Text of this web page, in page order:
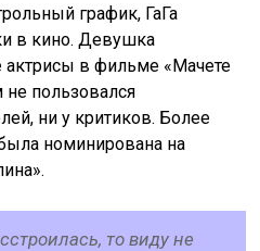
график, ГаГа
в кино. Девушка
актрисы в фильме «Мачете
не пользовался
ни у критиков. Более
номинирована на
то виду не